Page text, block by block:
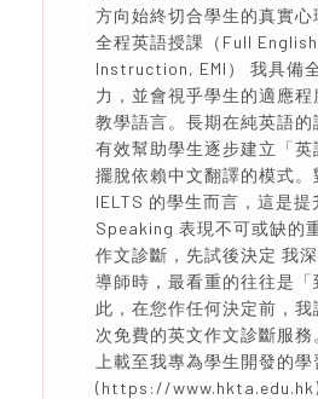
方向始終切合學生的真實心
全程英語授課（Full
Instruction, EMI） 我具備
力，並會視乎學生的適應
教學語言。長期在純英語
有效幫助學生逐步建立「
擺脫依賴中文翻譯的模式
IELTS 的學生而言，這是
Speaking 表現不可或缺的
作文診斷，先試後決定 我
導師時，最看重的往往是
此，在您作任何決定前，
次免費的英文作文診斷服
上載至我專為學生開發的
(https://